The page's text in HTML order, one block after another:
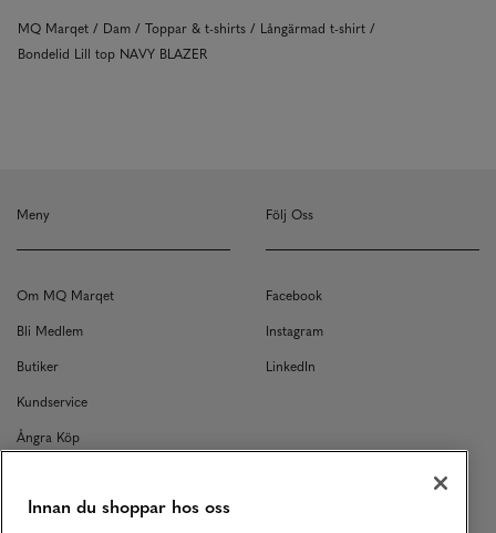
MQ Marqet Dam Toppar & t-shirts
Långärmad t-shirt
Bondelid Lill top NAVY BLAZER
Meny
Om MQ Marqet
Bli Medlem
Butiker
Kundservice
Ångra Köp
Returer
Följ Oss
Facebook
Instagram
LinkedIn
Innan du shoppar hos oss